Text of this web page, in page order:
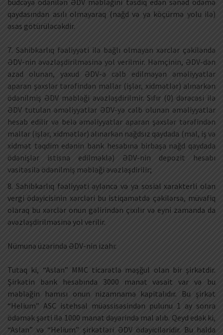
büdcəyə ödənilən ƏDV məbləğini təsdiq edən sənəd ödəmə
qaydasından asılı olmayaraq (nağd və ya köçürmə yolu ilə)
əsas götürüləcəkdir.
7. Sahibkarlıq fəaliyyəti ilə bağlı olmayan xərclər çəkiləndə
ƏDV-nin əvəzləşdirilməsinə yol verilmir. Həmçinin, ƏDV-dən
azad olunan, yaxud ƏDV-ə cəlb edilməyən əməliyyatlar
aparan şəxslər tərəfindən mallar (işlər, xidmətlər) alınarkən
ödənilmiş ƏDV məbləği əvəzləşdirilmir. Sıfır (0) dərəcəsi ilə
ƏDV tutulan əməliyyatlar ƏDV-yə cəlb olunan əməliyyatlar
hesab edilir və belə əməliyyatlar aparan şəxslər tərəfindən
mallar (işlər, xidmətlər) alınarkən nağdsız qaydada (mal, iş və
xidmət təqdim edənin bank hesabına birbaşa nağd qaydada
ödənişlər istisna edilməklə) ƏDV-nin depozit hesabı
vasitəsilə ödənilmiş məbləği əvəzləşdirilir;
8. Sahibkarlıq fəaliyyəti əyləncə və ya sosial xarakterli olan
vergi ödəyicisinin xərcləri bu istiqamətdə çəkilərsə, müvafiq
olaraq bu xərclər onun gəlirindən çıxılır və eyni zamanda da
əvəzləşdirilməsinə yol verilir.
Nümunə üzərində ƏDV-nin izahı:
Tutaq ki, “Aslan” MMC ticarətlə məşğul olan bir şirkətdir.
Şirkətin bank hesabında 3000 manat vəsait var və bu
məbləğin hamısı onun nizamnamə kapitalıdır. Bu şirkət
“Helium” ASC istehsal müəssisəsindən pulunu 1 ay sonra
ödəmək şərti ilə 1000 manat dəyərində mal alıb. Qeyd edək ki,
“Aslan” və “Helium” şirkətləri ƏDV ödəyiciləridir. Bu halda